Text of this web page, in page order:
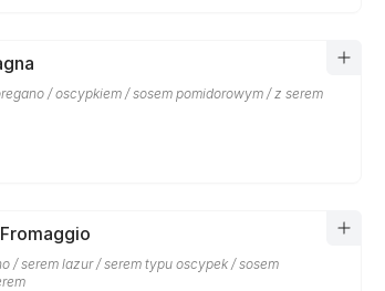
/ oscypkiem / sosem pomidorowym / z serem
/ serem lazur / serem typu oscypek / sosem